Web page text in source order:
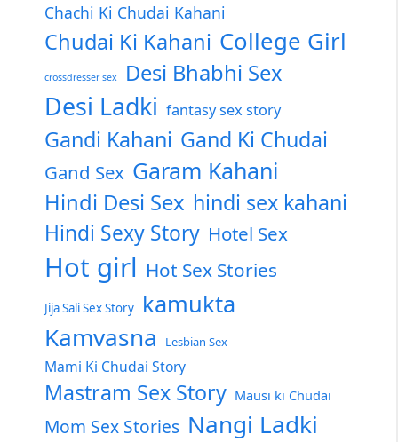
Chachi Ki Chudai Kahani
Chudai Ki Kahani College Girl
crossdresser sex Desi Bhabhi Sex
Desi Ladki fantasy sex story
Gandi Kahani Gand Ki Chudai
Gand Sex Garam Kahani
Hindi Desi Sex hindi sex kahani
Hindi Sexy Story Hotel Sex
Hot girl Hot Sex Stories
Jija Sali Sex Story kamukta
Kamvasna Lesbian Sex
Mami Ki Chudai Story
Mastram Sex Story Mausi ki Chudai
Mom Sex Stories Nangi Ladki